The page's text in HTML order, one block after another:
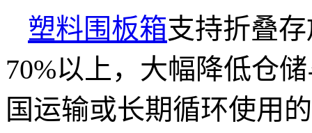
塑料围板箱支持折叠
70%以上，大幅降低仓
国运输或长期循环使用